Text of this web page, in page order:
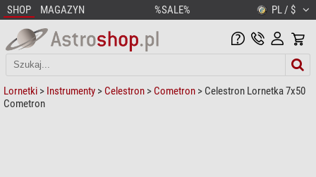
SHOP MAGAZYN %SALE% PL / $
Lornetki > Instrumenty > Celestron > Cometron > Celestron Lornetka 7x50
Cometron